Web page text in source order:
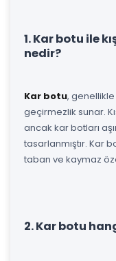
1. Kar botu ile
nedir?
Kar botu, genellikle
geçirmezlik sunar.
ancak kar botları
tasarlanmıştır. Kar
taban ve kaymaz
2. Kar botu